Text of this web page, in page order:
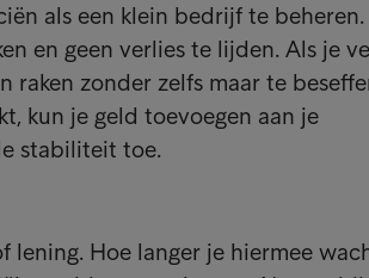
als een klein bedrijf te
en geen verlies te lijden. Als je
raken zonder zelfs maar te
kun je geld toevoegen aan je
stabiliteit toe.
lening. Hoe langer je hiermee